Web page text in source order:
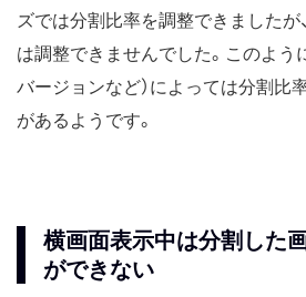
ズでは分割比率を調整できましたが
は調整できませんでした。このよう
バージョンなど）によっては分割比
があるようです。
横画面表示中は分割した
ができない